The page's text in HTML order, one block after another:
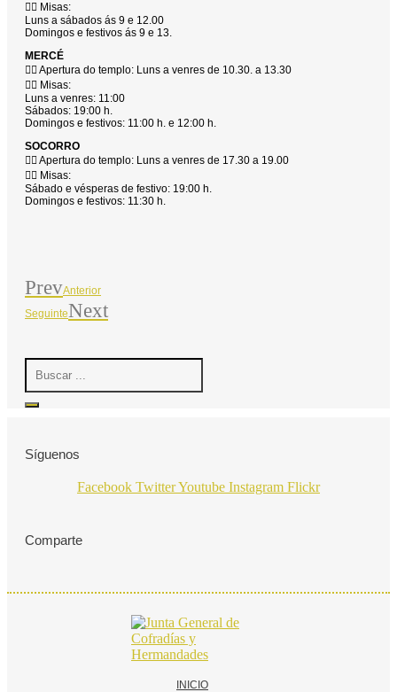
👉🏼 Misas:
Luns a sábados ás 9 e 12.00
Domingos e festivos ás 9 e 13.
MERCÉ
👉🏼 Apertura do templo: Luns a venres de 10.30. a 13.30
👉🏼 Misas:
Luns a venres: 11:00
Sábados: 19:00 h.
Domingos e festivos: 11:00 h. e 12:00 h.
SOCORRO
👉🏼 Apertura do templo: Luns a venres de 17.30 a 19.00
👉🏼 Misas:
Sábado e vésperas de festivo: 19:00 h.
Domingos e festivos: 11:30 h.
PrevAnterior
SeguinteNext
Search
Síguenos
Facebook TwitterYoutube Instagram Flickr
Comparte
INICIO